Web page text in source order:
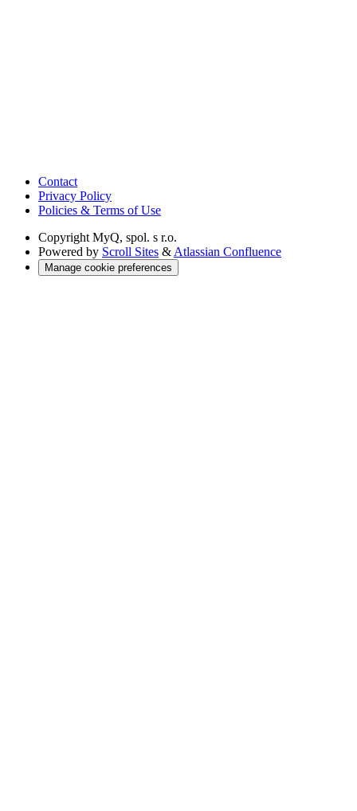
Contact
Privacy Policy
Policies & Terms of Use
Copyright MyQ, spol. s r.o.
Powered by Scroll Sites & Atlassian Confluence
Manage cookie preferences